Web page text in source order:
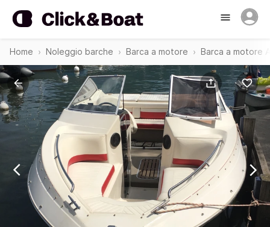
Home Noleggio barche Barca a motore Barca a motore